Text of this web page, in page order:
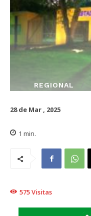
REGIONAL
28 de Mar , 2025
1 min.
575Visitas